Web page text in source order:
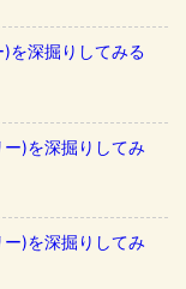
)を深掘りしてみる
)を深掘りしてみ
)を深掘りしてみ